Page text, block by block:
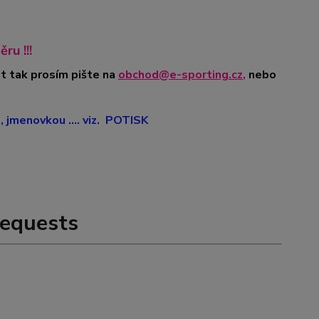
!!!
tak prosím pište na obchod@e-sporting.cz, nebo
.... viz. POTISK